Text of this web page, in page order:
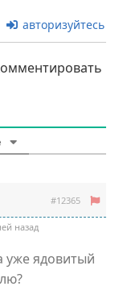
авторизуйтесь
#12365
назад
уже ядовитый